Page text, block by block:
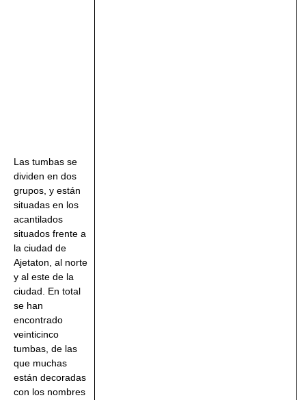
Las tumbas se
dividen en dos
grupos, y están
situadas en los
acantilados
situados frente a
la ciudad de
Ajetaton, al norte
y al este de la
ciudad. En total
se han
encontrado
veinticinco
tumbas, de las
que muchas
están decoradas
con los nombres